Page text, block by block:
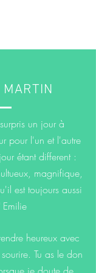
un jour à
pour l'un et l'autre
étant different :
magnifique,
est toujours aussi
heureux avec
Tu as le don